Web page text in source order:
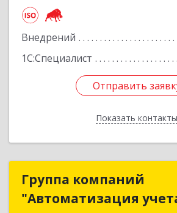
Внедрений
1С:Специалист
Отправить
Показать контакты
Отправить
Назад
Группа компаний
"Автоматизация